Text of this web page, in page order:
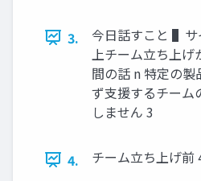
3.
今⽇話すこと ▌サ
上チーム⽴ち上
間の話 n 特定の製
ず⽀援するチー
しません 3
4. チーム⽴ち上げ前